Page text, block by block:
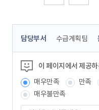
콘
츠
정
보
책
임
자
담당부서 수급계획팀
이 페이지에서 제공
매우만족
만족
매우불만족